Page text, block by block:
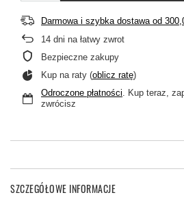
Darmowa i szybka dostawaod
14 dni na łatwy zwrot
Bezpieczne zakupy
Kup na raty (oblicz ratę)
Odroczone płatności. Kup teraz,
zwrócisz
SZCZEGÓŁOWE INFORMACJE